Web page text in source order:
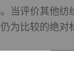
当评价其他纺
为比较的绝对